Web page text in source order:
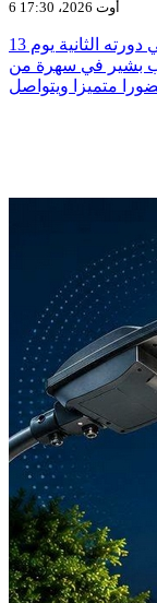
6 أوت 2026، 17:30
ينطلق مهرجان التراث والاصالة بالزوايد في دورته الثانية يوم 13
بشير في سهرة من